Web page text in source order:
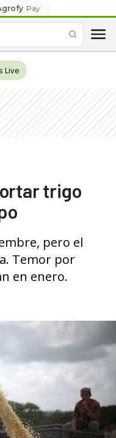
Pay
Live
trigo
pero el
Temor por
en enero.